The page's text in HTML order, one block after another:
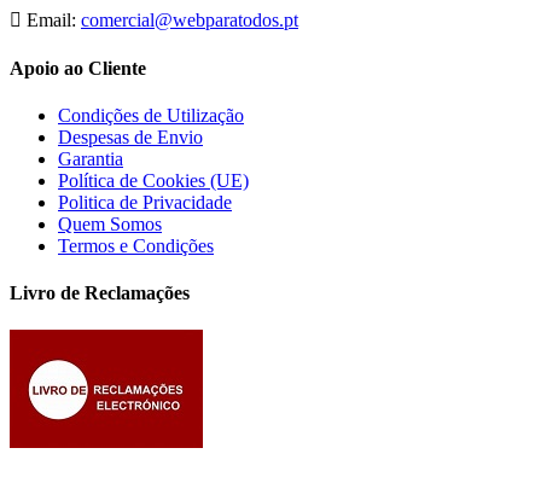
Email: comercial@webparatodos.pt
Apoio ao Cliente
Condições de Utilização
Despesas de Envio
Garantia
Política de Cookies (UE)
Politica de Privacidade
Quem Somos
Termos e Condições
Livro de Reclamações